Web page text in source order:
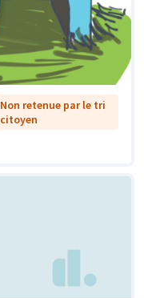
Non retenue par le tri
citoyen